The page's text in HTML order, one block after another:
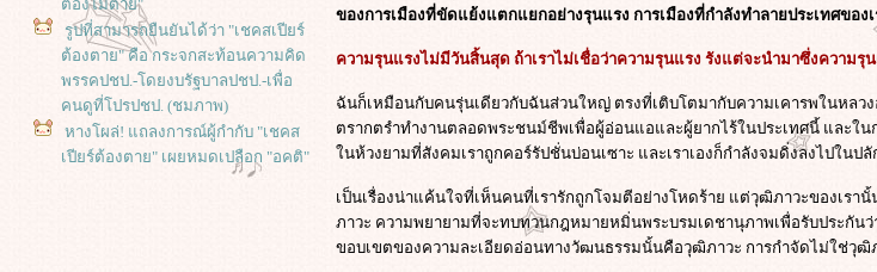
ต้องไม่ตาย"
รูปที่สามารถยืนยันได้ว่า "เชคสเปียร์
ต้องตาย" คือ กระจกสะท้อนความคิด
พรรคปชป.-โดยงบรัฐบาลปชป.-เพื่อ
คนดูที่โปรปชป. (ชมภาพ)
หางโผล่! แถลงการณ์ผู้กำกับ "เชคส
เปียร์ต้องตาย" เผยหมดเปลือก "อคติ"
ิ่งลักษณ์ "เกลียด" ชินวัตร "แขยง"
ของการเมืองที่ขัดแย้งแตกแยกอย่างรุนแรง การเมืองที่กำลังทำลายประเทศของ
ความรุนแรงไม่มีวันสิ้นสุด ถ้าเราไม่เชื่อว่าความรุนแรง รังแต่จะนำมาซึ่งความรุ
ฉันก็เหมือนกับคนรุ่นเดียวกับฉันส่วนใหญ่ ตรงที่เติบโตมากับความเคารพในหล
ตรากตรำทำงานตลอดพระชนม์ชีพเพื่อผู้อ่อนแอและผู้ยากไร้ในประเทศนี้ และใ
นห้วงยามที่สังคมเราถูกคอร์รัปชั่นบ่อนเซาะ และเราเองก็กำลังจมดิ่งลงไปในป
เป็นเรื่องน่าแค้นใจที่เห็นคนที่เรารักถูกโจมตีอย่างโหดร้าย แต่วุฒิภาวะของเร
ภาวะ ความพยายามที่จะทบทวนกฎหมายหมิ่นพระบรมเดชานุภาพเพื่อรับประกันว่
ขอบเขตของความละเอียดอ่อนทางวัฒนธรรมนั้นคือวุฒิภาวะ การกำจัดไม่ใช่วุฒิ